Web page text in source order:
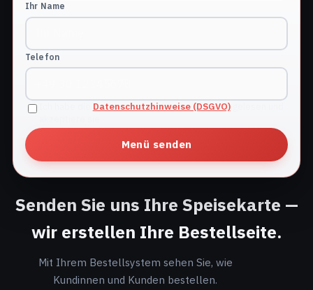
Senden Sie uns Ihre Speisekarte —
wir erstellen Ihre Bestellseite.
Mit Ihrem Bestellsystem sehen Sie, wie
Kundinnen und Kunden bestellen.
Ihr Name
Telefon
Datenschutzhinweise (DSGVO)gelesen und
Menü senden